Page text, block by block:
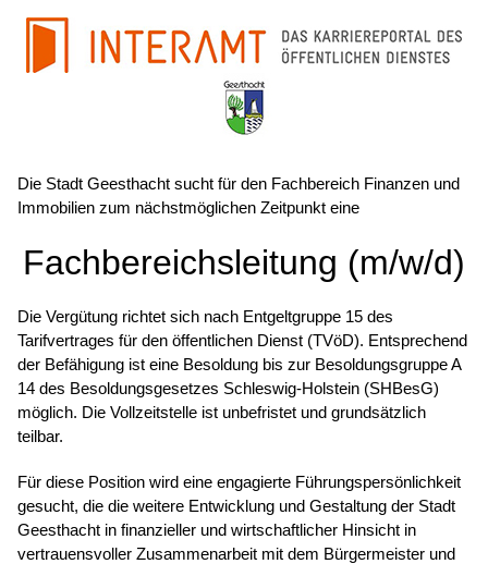
Die Stadt Geesthacht sucht für den Fachbereich Finanzen und
Immobilien zum nächstmöglichen Zeitpunkt eine
Fachbereichsleitung (m/w/d)
Die Vergütung richtet sich nach Entgeltgruppe 15 des
Tarifvertrages für den öffentlichen Dienst (TVöD). Entsprechend
der Befähigung ist eine Besoldung bis zur Besoldungsgruppe A
14 des Besoldungsgesetzes Schleswig-Holstein (SHBesG)
möglich. Die Vollzeitstelle ist unbefristet und grundsätzlich
teilbar.
Für diese Position wird eine engagierte Führungspersönlichkeit
gesucht, die die weitere Entwicklung und Gestaltung der Stadt
Geesthacht in finanzieller und wirtschaftlicher Hinsicht in
vertrauensvoller Zusammenarbeit mit dem Bürgermeister und